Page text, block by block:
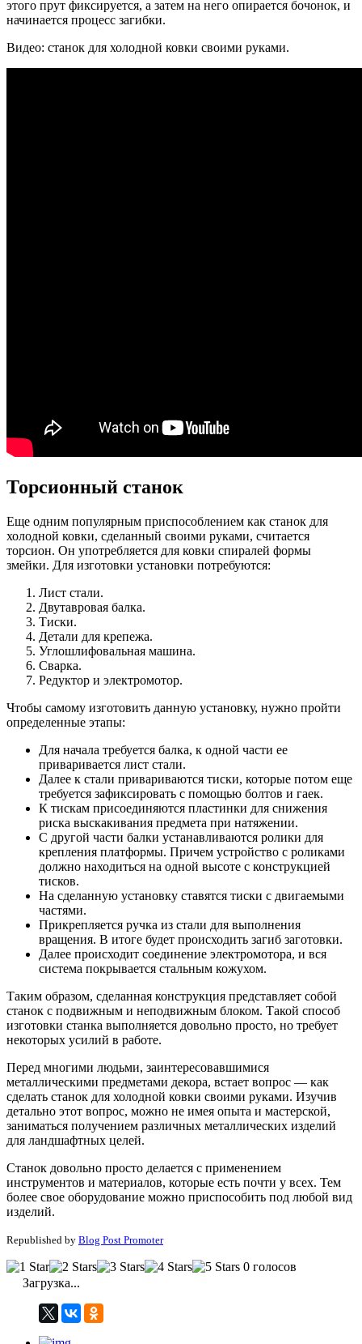
этого прут фиксируется, а затем на него опирается бочонок, и
начинается процесс загибки.
Видео: станок для холодной ковки своими руками.
Торсионный станок
Еще одним популярным приспособлением как станок для
холодной ковки, сделанный своими руками, считается
торсион. Он употребляется для ковки спиралей формы
змейки. Для изготовки установки потребуются:
Лист стали.
Двутавровая балка.
Тиски.
Детали для крепежа.
Углошлифовальная машина.
Сварка.
Редуктор и электромотор.
Чтобы самому изготовить данную установку, нужно пройти
определенные этапы:
Для начала требуется балка, к одной части ее
приваривается лист стали.
Далее к стали привариваются тиски, которые потом еще
требуется зафиксировать с помощью болтов и гаек.
К тискам присоединяются пластинки для снижения
риска выскакивания предмета при натяжении.
С другой части балки устанавливаются ролики для
крепления платформы. Причем устройство с роликами
должно находиться на одной высоте с конструкцией
тисков.
На сделанную установку ставятся тиски с двигаемыми
частями.
Прикрепляется ручка из стали для выполнения
вращения. В итоге будет происходить загиб заготовки.
Далее происходит соединение электромотора, и вся
система покрывается стальным кожухом.
Таким образом, сделанная конструкция представляет собой
станок с подвижным и неподвижным блоком. Такой способ
изготовки станка выполняется довольно просто, но требует
некоторых усилий в работе.
Перед многими людьми, заинтересовавшимися
металлическими предметами декора, встает вопрос — как
сделать станок для холодной ковки своими руками. Изучив
детально этот вопрос, можно не имея опыта и мастерской,
заниматься получением различных металлических изделий
для ландшафтных целей.
Станок довольно просто делается с применением
инструментов и материалов, которые есть почти у всех. Тем
более свое оборудование можно приспособить под любой вид
изделий.
Republished by Blog Post Promoter
0 голосов
Загрузка...